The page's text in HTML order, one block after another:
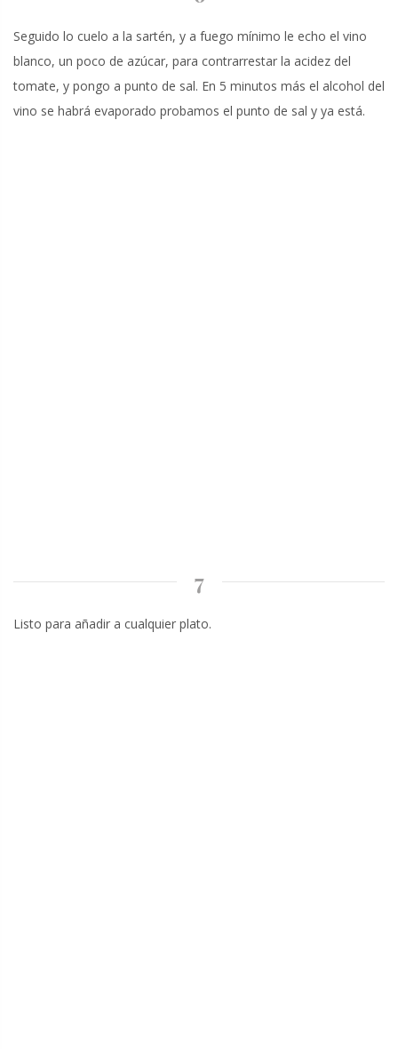
Seguido lo cuelo a la sartén, y a fuego mínimo le echo el vino
blanco, un poco de azúcar, para contrarrestar la acidez del
tomate, y pongo a punto de sal. En 5 minutos más el alcohol del
vino se habrá evaporado probamos el punto de sal y ya está.
7
Listo para añadir a cualquier plato.